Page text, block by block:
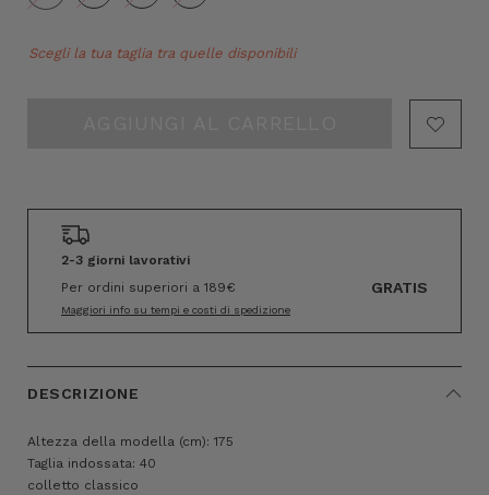
Only
Scegli la tua taglia tra quelle disponibili
2-3 giorni lavorativi
Per ordini superiori a 189€
GRATIS
Maggiori info su tempi e costi di spedizione
DESCRIZIONE
Altezza della modella (cm): 175
Taglia indossata: 40
colletto classico